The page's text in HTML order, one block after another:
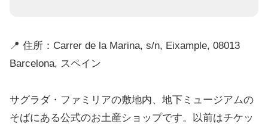
📍 住所：Carrer de la Marina, s/n, Eixample, 08013
Barcelona, スペイン
サグラダ・ファミリアの敷地内、地下ミュージアムの
そばにある公式のお土産ショップです。以前はチケッ